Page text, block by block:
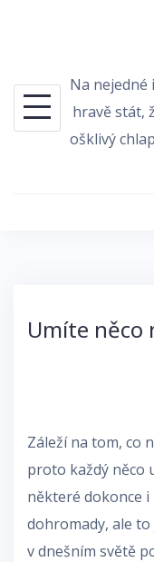
Na nejedné
hravě stát,
ošklivý
Umíte něco
Záleží na tom, co
proto každý něco
některé dokonce
dohromady, ale
v dnešním světě